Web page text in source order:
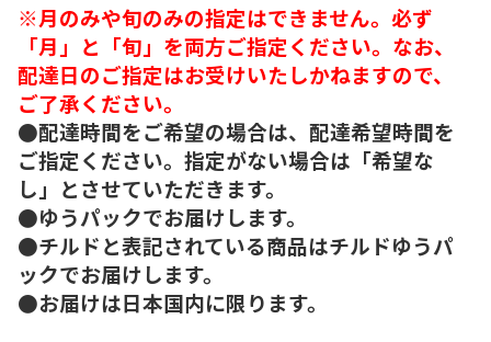
※月のみや旬のみの指定はできません。必ず
「月」と「旬」を両方ご指定ください。なお、
配達日のご指定はお受けいたしかねますので、
ご了承ください。
●配達時間をご希望の場合は、配達希望時間を
ご指定ください。指定がない場合は「希望な
し」とさせていただきます。
●ゆうパックでお届けします。
●チルドと表記されている商品はチルドゆうパ
ックでお届けします。
●お届けは日本国内に限ります。